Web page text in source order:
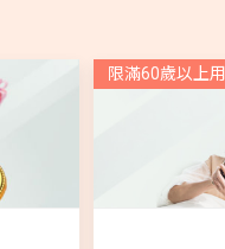
限滿60歲以上